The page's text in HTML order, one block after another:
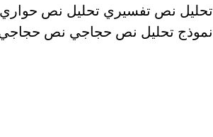
تحليل نص تفسيري تحليل نص حواري
نموذج تحليل نص حجاجي نص حجاجي